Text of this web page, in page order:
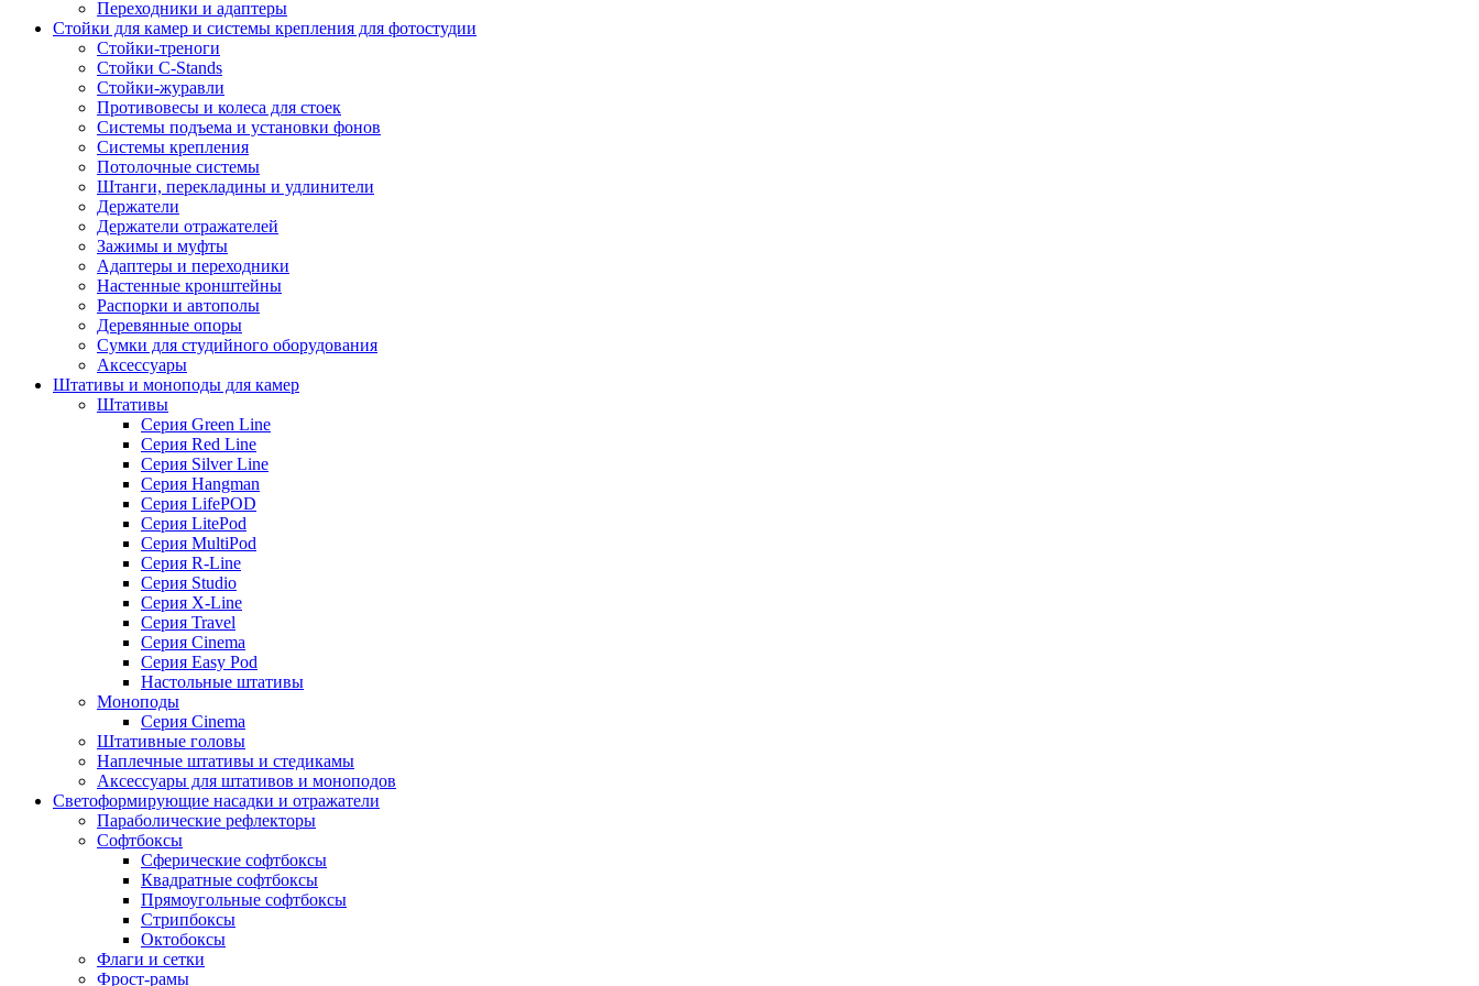
Переходники и адаптеры
Стойки для камер и системы крепления для фотостудии
Стойки-треноги
Стойки C-Stands
Стойки-журавли
Противовесы и колеса для стоек
Системы подъема и установки фонов
Системы крепления
Потолочные системы
Штанги, перекладины и удлинители
Держатели
Держатели отражателей
Зажимы и муфты
Адаптеры и переходники
Настенные кронштейны
Распорки и автополы
Деревянные опоры
Сумки для студийного оборудования
Аксессуары
Штативы и моноподы для камер
Штативы
Серия Green Line
Серия Red Line
Серия Silver Line
Серия Hangman
Серия LifePOD
Серия LitePod
Серия MultiPod
Серия R-Line
Серия Studio
Серия X-Line
Серия Travel
Серия Cinema
Серия Easy Pod
Настольные штативы
Моноподы
Серия Cinema
Штативные головы
Наплечные штативы и стедикамы
Аксессуары для штативов и моноподов
Светоформирующие насадки и отражатели
Параболические рефлекторы
Софтбоксы
Сферические софтбоксы
Квадратные софтбоксы
Прямоугольные софтбоксы
Стрипбоксы
Октобоксы
Флаги и сетки
Фрост-рамы